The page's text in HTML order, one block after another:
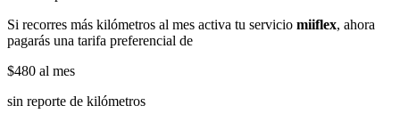
Si recorres más kilómetros al mes activa tu servicio miiflex, ahora
pagarás una tarifa preferencial de
$480 al mes
sin reporte de kilómetros